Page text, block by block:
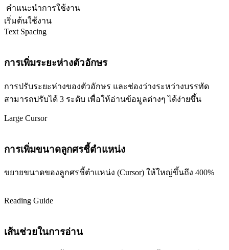
คำแนะนำการใช้งาน
เริ่มต้นใช้งาน
Text Spacing
การเพิ่มระยะห่างตัวอักษร
การปรับระยะห่างของตัวอักษร และช่องว่างระหว่างบรรทัด
สามารถปรับได้ 3 ระดับ เพื่อให้อ่านข้อมูลต่างๆ ได้ง่ายขึ้น
Large Cursor
การเพิ่มขนาดลูกศรชี้ตำแหน่ง
ขยายขนาดของลูกศรชี้ตำแหน่ง (Cursor) ให้ใหญ่ขึ้นถึง 400%
Reading Guide
เส้นช่วยในการอ่าน